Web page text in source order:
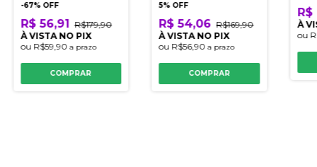
-67% OFF
R$ 56,91 R$179,90
À VISTA NO PIX
ou R$59,90 a prazo
COMPRAR
5% OFF
R$ 54,06 R$169,90
À VISTA NO PIX
ou R$56,90a prazo
COMPRAR
R$
À
ou